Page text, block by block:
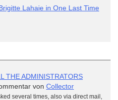
Lahaie in One Last Time
THE ADMINISTRATORS
von Collector
several times, also via direct mail,